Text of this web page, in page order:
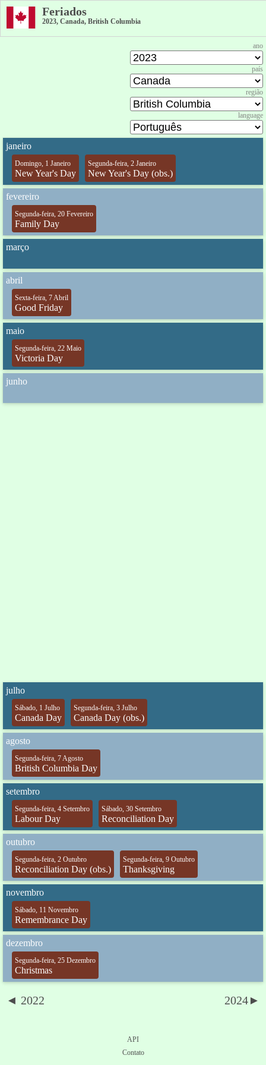
Feriados
2023, Canada, British Columbia
ano
país
região
language
janeiro
Domingo, 1 Janeiro
New Year's Day
Segunda-feira, 2 Janeiro
New Year's Day (obs.)
fevereiro
Segunda-feira, 20 Fevereiro
Family Day
março
abril
Sexta-feira, 7 Abril
Good Friday
maio
Segunda-feira, 22 Maio
Victoria Day
junho
julho
Sábado, 1 Julho
Canada Day
Segunda-feira, 3 Julho
Canada Day (obs.)
agosto
Segunda-feira, 7 Agosto
British Columbia Day
setembro
Segunda-feira, 4 Setembro
Labour Day
Sábado, 30 Setembro
Reconciliation Day
outubro
Segunda-feira, 2 Outubro
Reconciliation Day (obs.)
Segunda-feira, 9 Outubro
Thanksgiving
novembro
Sábado, 11 Novembro
Remembrance Day
dezembro
Segunda-feira, 25 Dezembro
Christmas
◄ 2022 2024►
API
Contato